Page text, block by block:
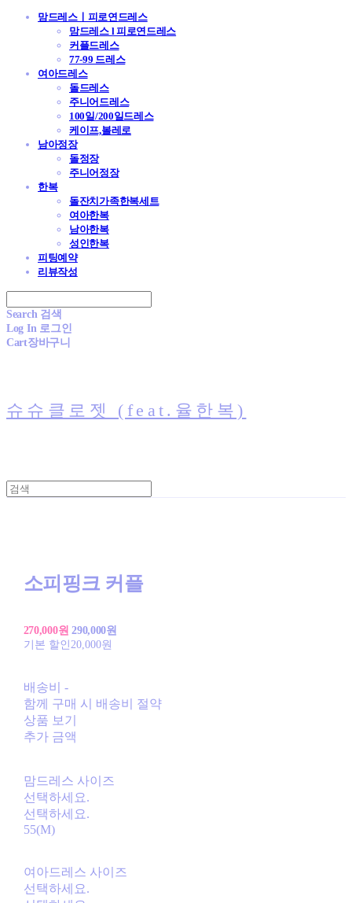
맘드레스ㅣ피로연드레스
맘드레스 l 피로연드레스
커플드레스
77-99 드레스
여아드레스
돌드레스
주니어드레스
100일/200일드레스
케이프,볼레로
남아정장
돌정장
주니어정장
한복
돌잔치가족한복세트
여아한복
남아한복
성인한복
피팅예약
리뷰작성
Search 검색
Log In 로그인
Cart장바구니
슈슈클로젯 (feat.율한복)
소피핑크 커플
270,000원 290,000원
기본 할인 20,000원
배송비 -
함께 구매 시 배송비 절약
상품 보기
추가 금액
맘드레스 사이즈
선택하세요.
선택하세요.
55(M)
여아드레스 사이즈
선택하세요.